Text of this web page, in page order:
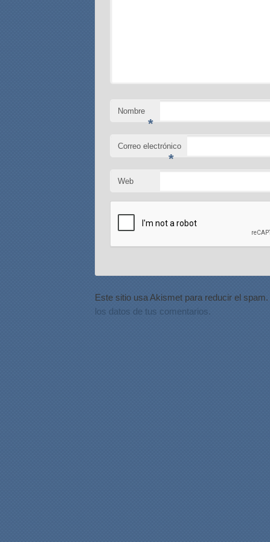
Nombre
*
Correo electrónico
*
Web
Este sitio usa Akismet para reducir el spam.
los datos de tus comentarios.